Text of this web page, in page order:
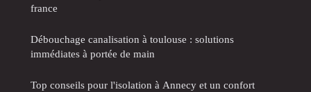
france
Débouchage canalisation à toulouse : solutions
immédiates à portée de main
Top conseils pour l'isolation à Annecy et un confort